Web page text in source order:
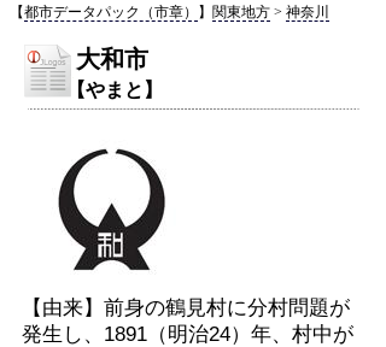
【都市データパック（市章） 】 関東地方> 神奈川
大和市
【やまと】
【由来】前身の鶴見村に分村問題が
発生し、1891（明治24）年、村中が